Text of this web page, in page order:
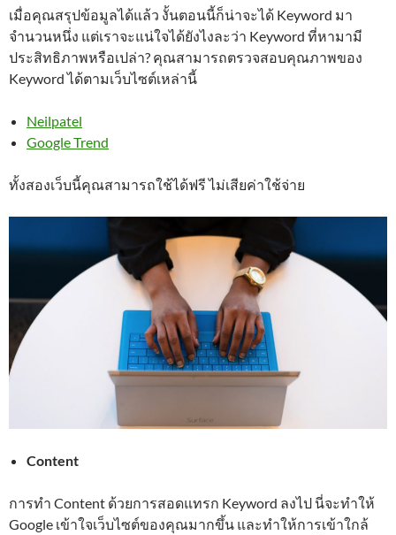
เมื่อคุณสรุปข้อมูลได้แล้ว งั้นตอนนี้ก็น่าจะได้ Keyword มา
จำนวนหนึ่ง แต่เราจะแน่ใจได้ยังไงละว่า Keyword ที่หามามี
ประสิทธิภาพหรือเปล่า? คุณสามารถตรวจสอบคุณภาพของ
Keyword ได้ตามเว็บไซต์เหล่านี้
Neilpatel
Google Trend
ทั้งสองเว็บนี้คุณสามารถใช้ได้ฟรี ไม่เสียค่าใช้จ่าย
Content
การทำ Content ด้วยการสอดแทรก Keyword ลงไป นี่จะทำให้
Google เข้าใจเว็บไซต์ของคุณมากขึ้น และทำให้การเข้าใกล้